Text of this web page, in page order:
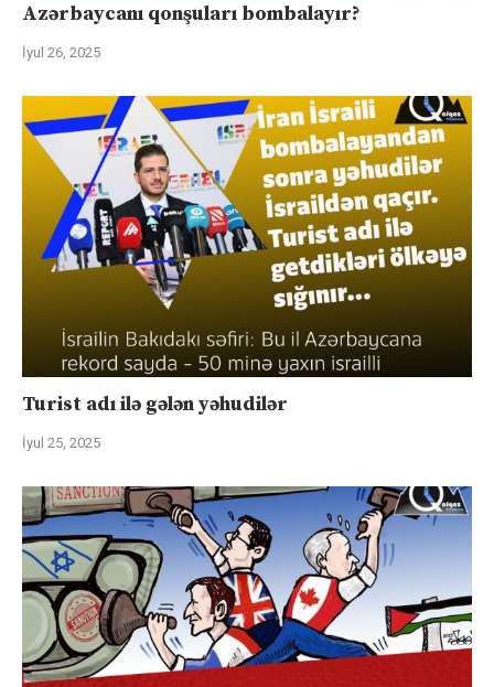
Azərbaycanı qonşuları bombalayır?
İyul 26, 2025
Turist adı ilə gələn yəhudilər
İyul 25, 2025